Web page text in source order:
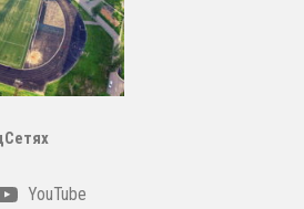
YouTube